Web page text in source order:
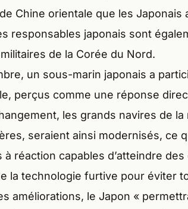
Chine orientale que les
responsables japonais sont
de la Corée du Nord.
un sous-marin japonais a
perçus comme une réponse
les grands navires de
seraient ainsi modernisés, ce
à réaction capables d’atteindre
la technologie furtive pour éviter
améliorations, le Japon «